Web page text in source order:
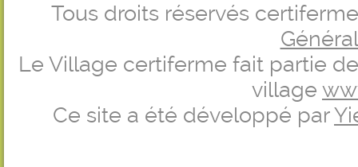
Tous droits réservés
Le Village certiferme fait partie
village
Ce site a été développé par